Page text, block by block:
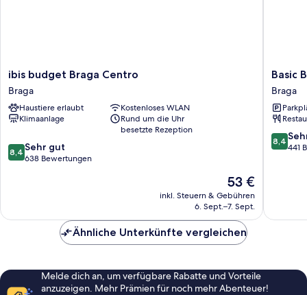
ibis
budget
Braga
Centro
Braga
ibis budget Braga Centro
Braga
Haustiere erlaubt
Kostenloses WLAN
Klimaanlage
Rund um die Uhr
besetzte Rezeption
8.4
von
Bewertungen
8,4 Sehr gut
638 Bewertungen
Der
Preis
beträgt
53 €
inkl. Steuern & Gebühren
6. Sept.–7. Sept.
Basic
Braga
by
Axis
Braga
Basic
Braga
8.4
von
8,4
441
Ähnliche Unterkünfte vergleichen
Melde dich an, um verfügbare Rabatte und Vorteile
anzuzeigen. Mehr Prämien für noch mehr Abenteuer!